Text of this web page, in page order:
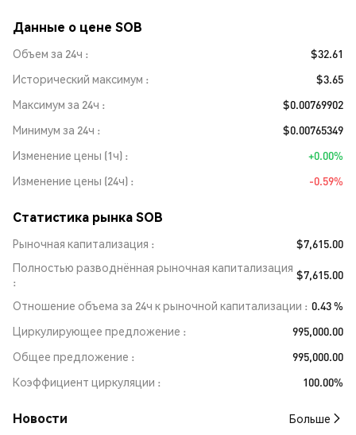
Данные о цене SOB
Объем за 24ч
$32.61
Исторический максимум
$3.65
Максимум за 24ч
$0.00769902
Минимум за 24ч
$0.00765349
Изменение цены (1ч)
+0.00%
Изменение цены (24ч)
-0.59%
Статистика рынка SOB
Рыночная капитализация
$7,615.00
Полностью разводнённая рыночная капитализация $7,615.00
Отношение объема за 24ч к рыночной капитализации
0.43 %
Циркулирующее предложение
995,000.00
Общее предложение
995,000.00
Коэффициент циркуляции
100.00%
Новости Больше